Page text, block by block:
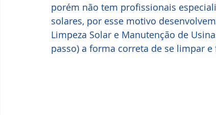
porém não tem profissionais
solares, por esse motivo
Limpeza Solar e Manutenção de
passo) a forma correta de se limpar